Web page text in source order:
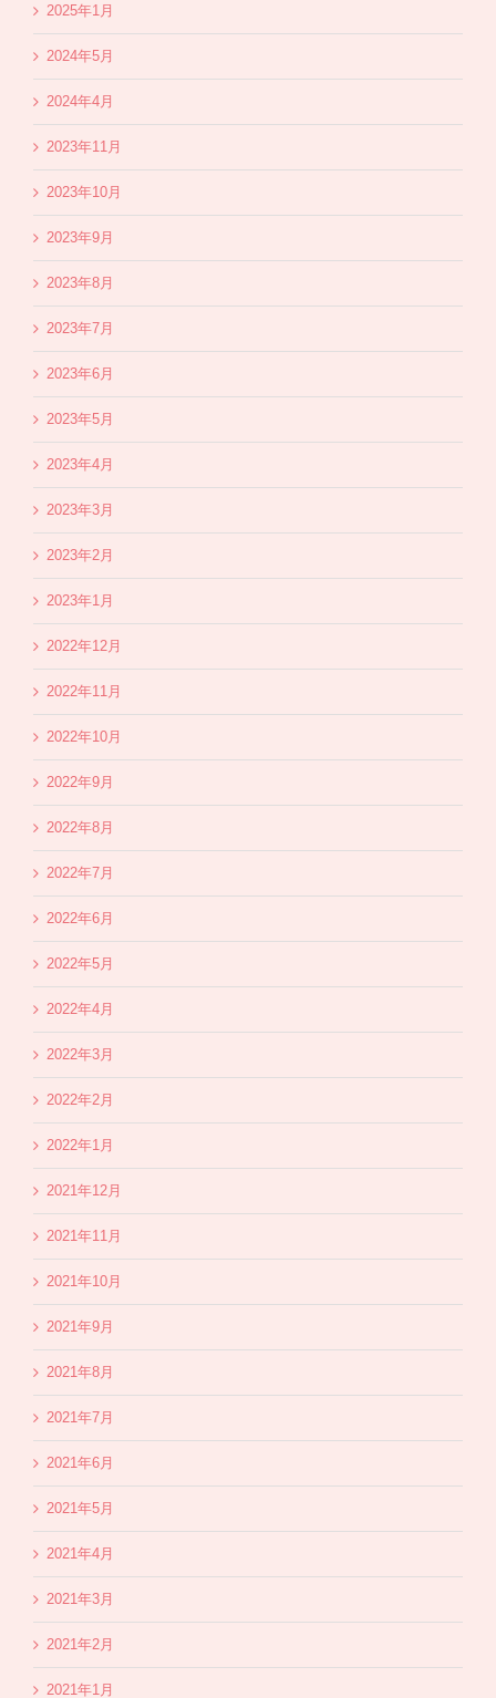
2025年1月
2024年5月
2024年4月
2023年11月
2023年10月
2023年9月
2023年8月
2023年7月
2023年6月
2023年5月
2023年4月
2023年3月
2023年2月
2023年1月
2022年12月
2022年11月
2022年10月
2022年9月
2022年8月
2022年7月
2022年6月
2022年5月
2022年4月
2022年3月
2022年2月
2022年1月
2021年12月
2021年11月
2021年10月
2021年9月
2021年8月
2021年7月
2021年6月
2021年5月
2021年4月
2021年3月
2021年2月
2021年1月